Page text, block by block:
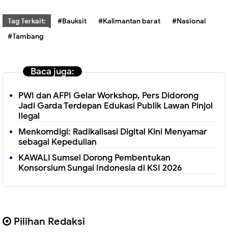
Tag Terkait: #Bauksit #Kalimantan barat
#Nasional
#Tambang
Baca juga:
PWI dan AFPI Gelar Workshop, Pers Didorong
Jadi Garda Terdepan Edukasi Publik Lawan Pinjol
Ilegal
Menkomdigi: Radikalisasi Digital Kini Menyamar
sebagai Kepedulian
KAWALI Sumsel Dorong Pembentukan
Konsorsium Sungai Indonesia di KSI 2026
Pilihan Redaksi